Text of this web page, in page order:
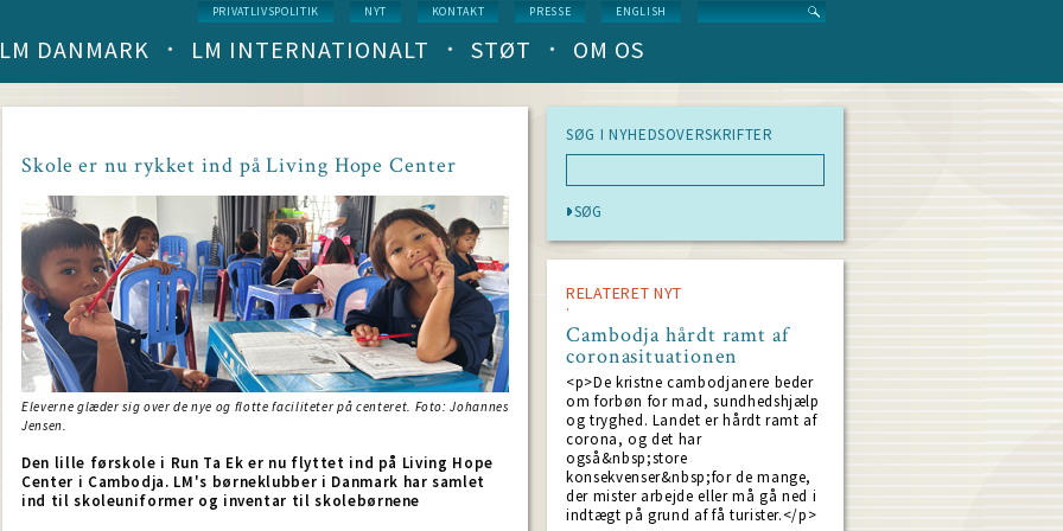
Service
menu
PRIVATLIVSPOLITIK NYT KONTAKT PRESSE ENGLISH
Main
(level
1)
LM DANMARK LM INTERNATIONALT STØT OM OS
Skole er nu rykket ind på Living Hope Center
Eleverne glæder sig over de nye og flotte faciliteter på centeret. Foto: Johannes
Jensen.
Den lille førskole i Run Ta Ek er nu flyttet ind på Living Hope
Center i Cambodja. LM's børneklubber i Danmark har samlet
ind til skoleuniformer og inventar til skolebørnene
SØG I NYHEDSOVERSKRIFTER
RELATERET NYT
Cambodja hårdt ramt af
coronasituationen
<p>De kristne cambodjanere beder
om forbøn for mad, sundhedshjælp
og tryghed. Landet er hårdt ramt af
corona, og det har
også&nbsp;store
konsekvenser&nbsp;for de mange,
der mister arbejde eller må gå ned i
indtægt på grund af få turister.</p>